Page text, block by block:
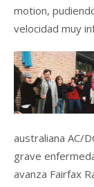
motion,
velocidad muy
australiana AC/
grave
avanza Fairfax